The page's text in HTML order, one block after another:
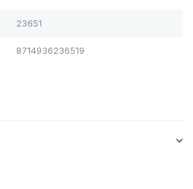
23651
8714936236519